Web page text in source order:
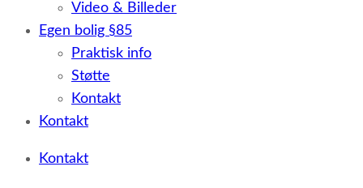
Video & Billeder
Egen bolig §85
Praktisk info
Støtte
Kontakt
Kontakt
Kontakt